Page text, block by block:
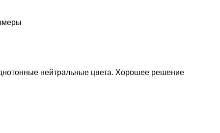
нейтральные цвета. Хорошее решение